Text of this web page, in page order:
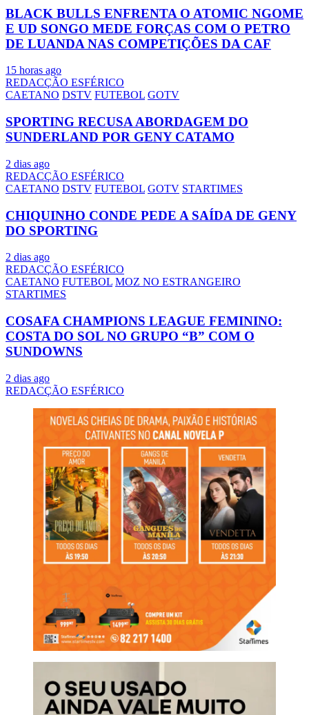
BLACK BULLS ENFRENTA O ATOMIC NGOME
E UD SONGO MEDE FORÇAS COM O PETRO
DE LUANDA NAS COMPETIÇÕES DA CAF
15 horas ago
REDACÇÃO ESFÉRICO
CAETANO DSTV FUTEBOL GOTV
SPORTING RECUSA ABORDAGEM DO
SUNDERLAND POR GENY CATAMO
2 dias ago
REDACÇÃO ESFÉRICO
CAETANO DSTV FUTEBOL GOTV STARTIMES
CHIQUINHO CONDE PEDE A SAÍDA DE GENY
DO SPORTING
2 dias ago
REDACÇÃO ESFÉRICO
CAETANO FUTEBOL MOZ NO ESTRANGEIRO
STARTIMES
COSAFA CHAMPIONS LEAGUE FEMININO:
COSTA DO SOL NO GRUPO “B” COM O
SUNDOWNS
2 dias ago
REDACÇÃO ESFÉRICO